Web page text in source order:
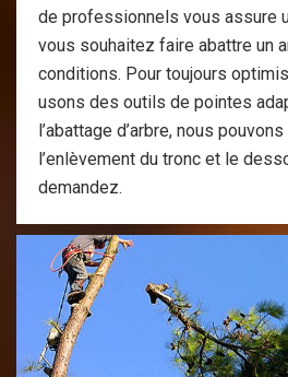
de professionnels vous assure
vous souhaitez faire abattre un
conditions. Pour toujours
usons des outils de pointes
l’abattage d’arbre, nous
l’enlèvement du tronc et le
demandez.